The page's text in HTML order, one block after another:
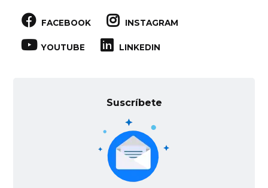
 FACEBOOK  INSTAGRAM
 YOUTUBE  LINKEDIN
Suscríbete